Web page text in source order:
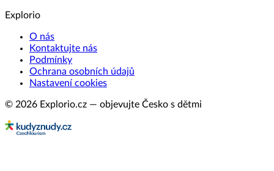
Explorio
O nás
Kontaktujte nás
Podmínky
Ochrana osobních údajů
Nastavení cookies
© 2026 Explorio.cz — objevujte Česko s dětmi